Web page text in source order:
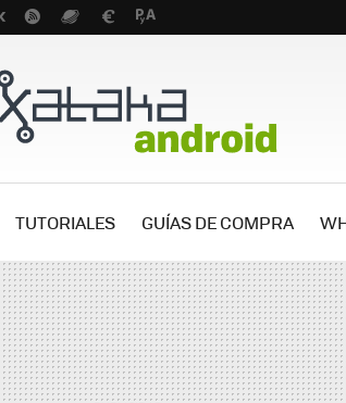
TUTORIALES GUÍAS DE COMPRA